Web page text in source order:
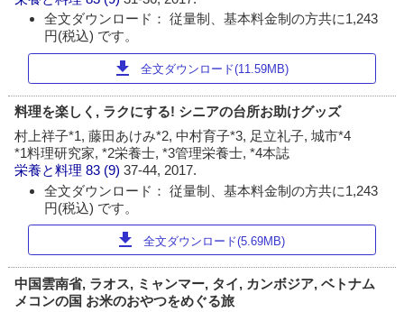
全文ダウンロード： 従量制、基本料金制の方共に1,243
円(税込) です。
download 全文ダウンロード(11.59MB)
料理を楽しく, ラクにする! シニアの台所お助けグッズ
村上祥子*1, 藤田あけみ*2, 中村育子*3, 足立礼子, 城市*4
*1料理研究家, *2栄養士, *3管理栄養士, *4本誌
栄養と料理 83 (9)37-44, 2017.
全文ダウンロード： 従量制、基本料金制の方共に1,243
円(税込) です。
download 全文ダウンロード(5.69MB)
中国雲南省, ラオス, ミャンマー, タイ, カンボジア, ベトナム
メコンの国 お米のおやつをめぐる旅